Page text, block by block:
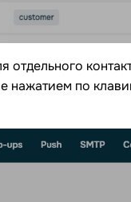
отдельного
нажатием по